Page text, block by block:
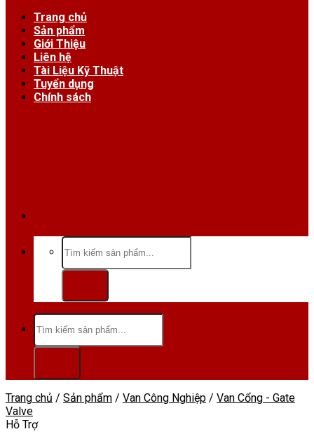
Trang chủ
Sản phẩm
Giới Thiệu
Liên hệ
Tài Liệu Kỹ Thuật
Tuyển dụng
Chính sách
Tìm
kiếm:
Tìm
kiếm:
Trang chủ / Sản phẩm / Van Công Nghiệp / Van Cổng - Gate
Valve
Hỗ Trợ